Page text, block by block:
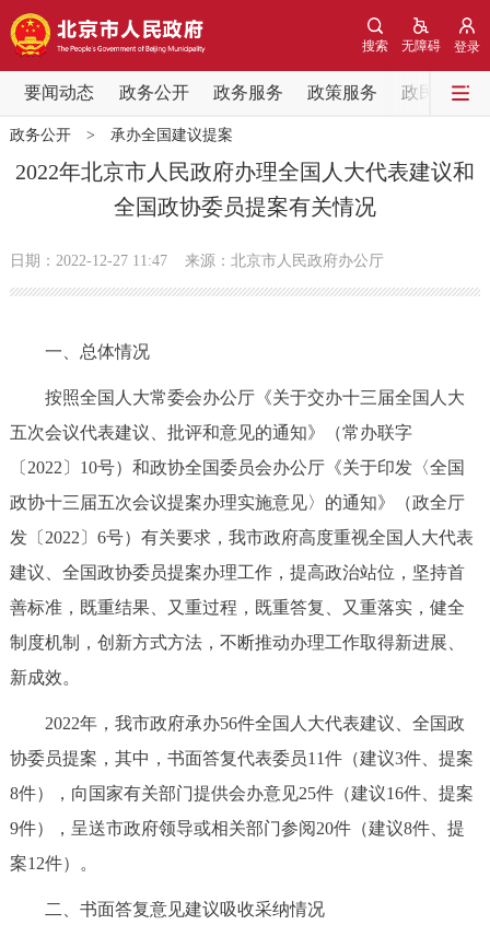
登录
无障碍
搜索
要闻动态 政务公开 政务服务 政策服务 政民互动
要闻动态
党中央精神 国务院信息
北京要闻 会议信息 部门动态
市领导 机构职能 政策服务
政务服务
中介服务 阳光政务
12345网上接诉即办
政务公开> 承办全国建议提案
2022年北京市人民政府办理全国人大代表建议和
全国政协委员提案有关情况
日期：2022-12-27 11:47 来源：​北京市人民政府办公厅
一、总体情况
按照全国人大常委会办公厅《关于交办十三届全国人大
五次会议代表建议、批评和意见的通知》（常办联字
〔2022〕10号）和政协全国委员会办公厅《关于印发〈全国
政协十三届五次会议提案办理实施意见〉的通知》（政全厅
发〔2022〕6号）有关要求，我市政府高度重视全国人大代表
建议、全国政协委员提案办理工作，提高政治站位，坚持首
善标准，既重结果、又重过程，既重答复、又重落实，健全
制度机制，创新方式方法，不断推动办理工作取得新进展、
新成效。
2022年，我市政府承办56件全国人大代表建议、全国政
协委员提案，其中，书面答复代表委员11件（建议3件、提案
8件），向国家有关部门提供会办意见25件（建议16件、提案
9件），呈送市政府领导或相关部门参阅20件（建议8件、提
案12件）。
二、书面答复意见建议吸收采纳情况